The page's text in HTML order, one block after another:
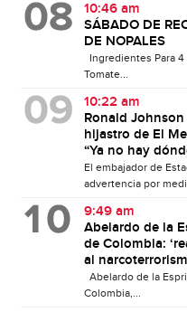
10:46 am
SÁBADO DE
DE NOPALES
Ingredientes Para
Tomate...
10:22 am
Ronald
hijastro de El
“Ya no hay
El embajador de
advertencia por
9:49 am
Abelardo de la
de Colombia:
al
Abelardo de la
Colombia,...